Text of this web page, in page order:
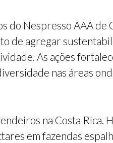
do Nespresso AAA de
de agregar
As ações
nas áreas
na Costa Rica.
em fazendas